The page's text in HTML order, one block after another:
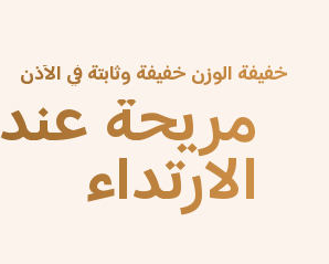
خفيفة الوزن خفيفة وثابتة في الأذن
مريحة عند
الارتداء